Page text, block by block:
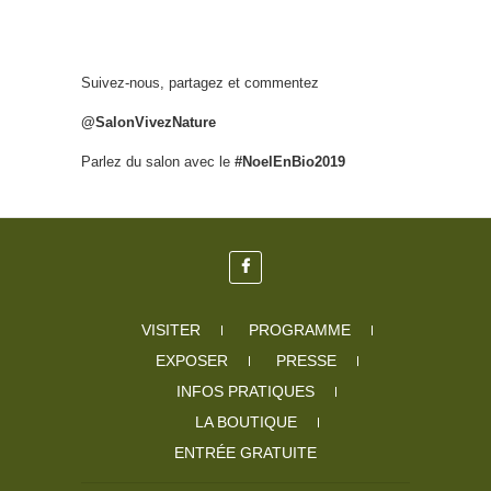
Suivez-nous, partagez et commentez
@SalonVivezNature
Parlez du salon avec le #NoelEnBio2019
VISITER
PROGRAMME
EXPOSER
PRESSE
INFOS PRATIQUES
LA BOUTIQUE
ENTRÉE GRATUITE